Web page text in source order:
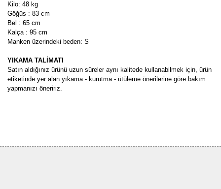
Kilo: 48 kg
Göğüs : 83 cm
Bel : 65 cm
Kalça : 95 cm
Manken üzerindeki beden: S
YIKAMA TALİMATI
Satın aldığınız ürünü uzun süreler aynı kalitede kullanabilmek için, ürün
etiketinde yer alan yıkama - kurutma - ütüleme önerilerine göre bakım
yapmanızı öneririz.